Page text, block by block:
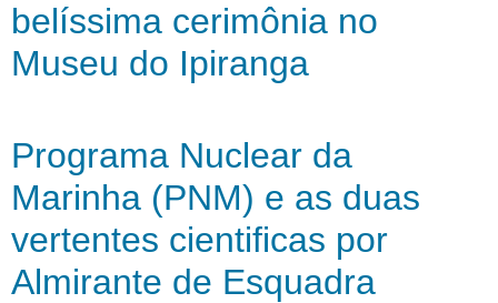
belíssima cerimônia no
Museu do Ipiranga
Programa Nuclear da
Marinha (PNM) e as duas
vertentes cientificas por
Almirante de Esquadra